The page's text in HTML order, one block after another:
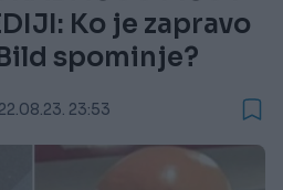
Ko je zapravo
spominje?
22.08.23. 23:53